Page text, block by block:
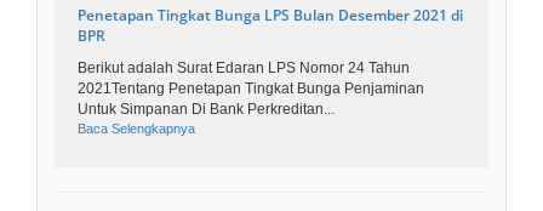
Penetapan Tingkat Bunga LPS Bulan Desember 2021 di
BPR
Berikut adalah Surat Edaran LPS Nomor 24 Tahun
2021Tentang Penetapan Tingkat Bunga Penjaminan
Untuk Simpanan Di Bank Perkreditan...
Baca Selengkapnya